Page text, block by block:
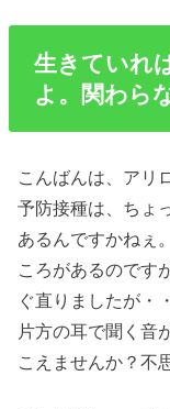
生きていれ
よ。関わら
こんばんは、アリ
予防接種は、ちょ
あるんですかねぇ
ころがあるのです
ぐ直りましたが・
片方の耳で聞く音
こえませんか？不